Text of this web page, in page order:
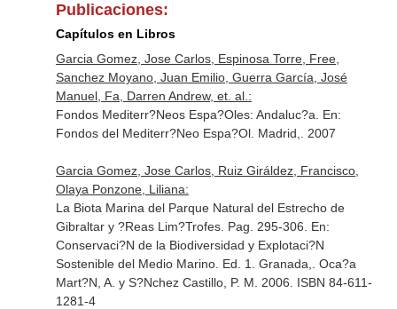
Publicaciones:
Capítulos en Libros
Garcia Gomez, Jose Carlos, Espinosa Torre, Free,
Sanchez Moyano, Juan Emilio, Guerra García, José
Manuel, Fa, Darren Andrew, et. al.:
Fondos Mediterr?Neos Espa?Oles: Andaluc?a. En:
Fondos del Mediterr?Neo Espa?Ol. Madrid,. 2007
Garcia Gomez, Jose Carlos, Ruiz Giráldez, Francisco,
Olaya Ponzone, Liliana:
La Biota Marina del Parque Natural del Estrecho de
Gibraltar y ?Reas Lim?Trofes. Pag. 295-306. En:
Conservaci?N de la Biodiversidad y Explotaci?N
Sostenible del Medio Marino. Ed. 1. Granada,. Oca?a
Mart?N, A. y S?Nchez Castillo, P. M. 2006. ISBN 84-611-
1281-4